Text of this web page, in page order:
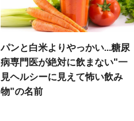
パンと白米よりやっかい...糖尿
病専門医が絶対に飲まない"一
見ヘルシーに見えて怖い飲み
物"の名前